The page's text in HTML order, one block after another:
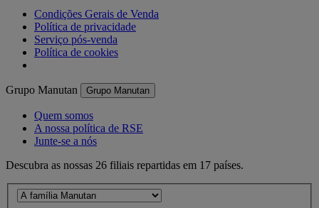
Condições Gerais de Venda
Política de privacidade
Serviço pós-venda
Política de cookies
Grupo Manutan Grupo Manutan
Quem somos
A nossa política de RSE
Junte-se a nós
Descubra as nossas 26 filiais repartidas em 17 países.